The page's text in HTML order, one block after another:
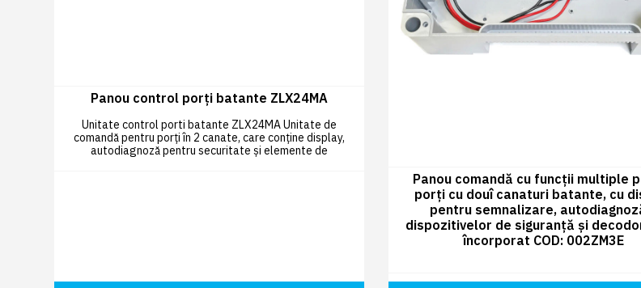
Panou control porți batante ZLX24MA
Unitate control porti batante ZLX24MA Unitate de
comandă pentru porți în 2 canate, care conține display,
autodiagnoză pentru securitate și elemente de
Panou comandă cu funcții multiple
porți cu douî canaturi batante, cu
pentru semnalizare,
dispozitivelor de siguranță și
încorporat COD: 002ZM3E